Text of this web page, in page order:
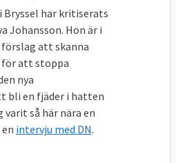
Bryssel har kritiserats
Johansson. Hon är i
att skanna
att stoppa
nya
bli en fjäder i hatten
varit så här nära en
intervju med DN.